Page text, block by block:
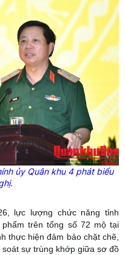
ủy Quân khu 4 phát biểu
lực lượng chức năng tỉnh
trên tổng số 72 mộ tại
thực hiện đảm bảo chặt chẽ,
sự trùng khớp giữa sơ đồ